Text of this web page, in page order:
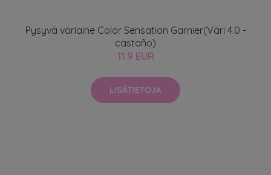
Pysyvä väriaine Color Sensation Garnier(Väri 4.0 -
castaño)
11.9 EUR
LISÄTIETOJA